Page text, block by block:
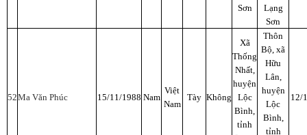
Sơn
Lạng
Sơn
52Ma Văn Phúc 15/11/1988 Nam
Việt
Nam
Tày Không
Xã
Thống
Nhất,
huyện
Lộc
Bình,
tỉnh
Thôn
Bộ, xã
Hữu
Lân,
huyện
Lộc
Bình,
tỉnh
12/